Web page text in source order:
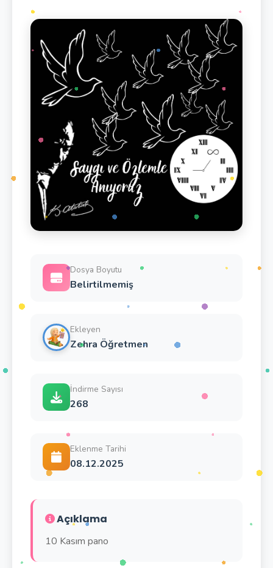
Dosya Boyutu
Belirtilmemiş
Ekleyen
Zehra Öğretmen
İndirme Sayısı
268
Eklenme Tarihi
08.12.2025
Açıklama
10 Kasım pano